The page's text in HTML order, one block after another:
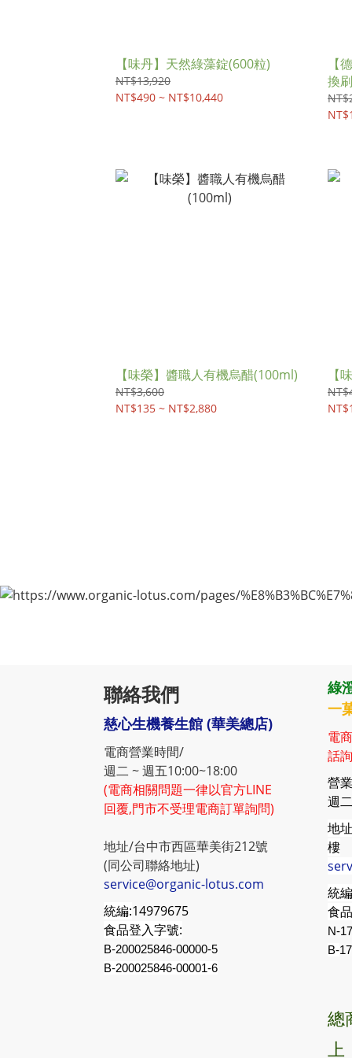
【味丹】天然綠藻錠(600粒)
NT$13,920
NT$490 ~ NT$10,440
【
換
【味榮】醬職人有機烏醋(100ml)
NT$3,600
NT$135 ~ NT$2,880
【
聯絡我們
慈心生機養生館 (華美總店)
電商營業時間/
週二 ~ 週五10:00~18:00
(電商相關問題一律以官方LINE
回覆,門市不受理電商訂單詢問)
地址/台中市西區華美街212號
(同公司聯絡地址)
service@organic-lotus.com
統編:14979675
食品登入字號:
B-200025846-00000-5
B-200025846-00001-6
綠
一
電
話
營
週
地
樓
統
食
N-
B-
總
上